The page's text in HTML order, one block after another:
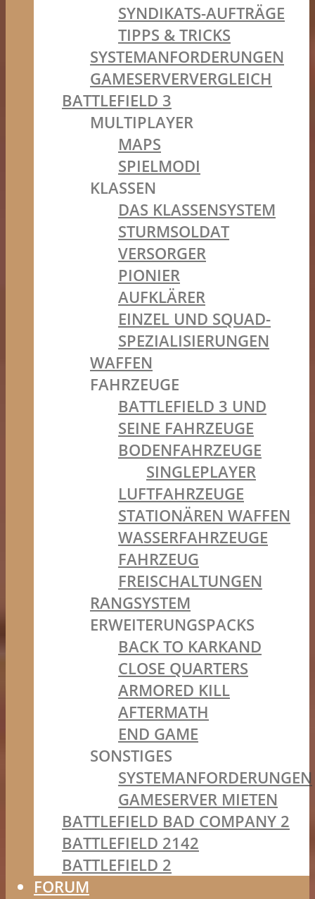
SYNDIKATS-AUFTRÄGE
TIPPS & TRICKS
SYSTEMANFORDERUNGEN
GAMESERVERVERGLEICH
BATTLEFIELD 3
MULTIPLAYER
MAPS
SPIELMODI
KLASSEN
DAS KLASSENSYSTEM
STURMSOLDAT
VERSORGER
PIONIER
AUFKLÄRER
EINZEL UND SQUAD-
SPEZIALISIERUNGEN
WAFFEN
FAHRZEUGE
BATTLEFIELD 3 UND
SEINE FAHRZEUGE
BODENFAHRZEUGE
SINGLEPLAYER
LUFTFAHRZEUGE
STATIONÄREN WAFFEN
WASSERFAHRZEUGE
FAHRZEUG
FREISCHALTUNGEN
RANGSYSTEM
ERWEITERUNGSPACKS
BACK TO KARKAND
CLOSE QUARTERS
ARMORED KILL
AFTERMATH
END GAME
SONSTIGES
SYSTEMANFORDERUNGEN
GAMESERVER MIETEN
BATTLEFIELD BAD COMPANY 2
BATTLEFIELD 2142
BATTLEFIELD 2
FORUM